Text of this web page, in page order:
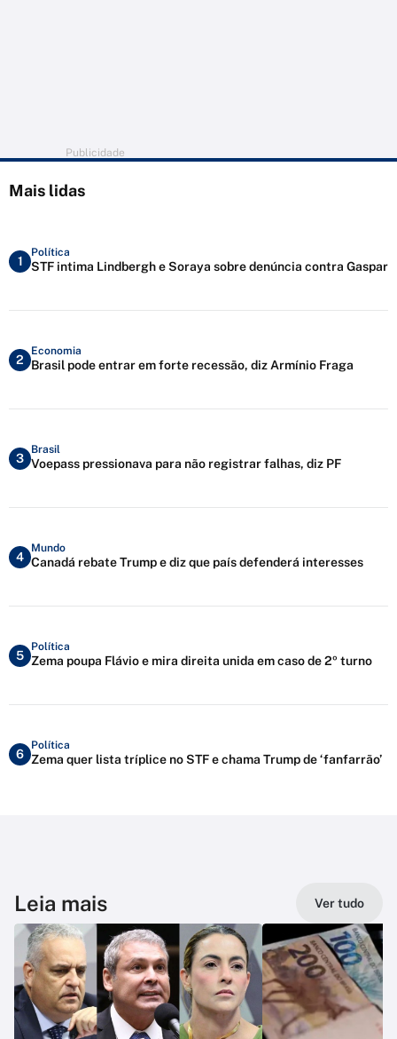
Publicidade
Mais lidas
1
Política
STF intima Lindbergh e Soraya sobre denúncia contra Gaspar
2
Economia
Brasil pode entrar em forte recessão, diz Armínio Fraga
3
Brasil
Voepass pressionava para não registrar falhas, diz PF
4
Mundo
Canadá rebate Trump e diz que país defenderá interesses
5
Política
Zema poupa Flávio e mira direita unida em caso de 2º turno
6
Política
Zema quer lista tríplice no STF e chama Trump de ‘fanfarrão’
Leia mais Ver tudo